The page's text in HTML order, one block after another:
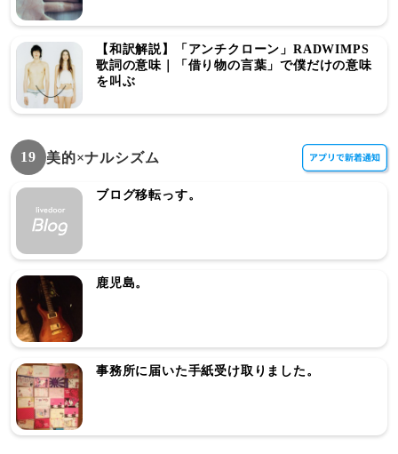
【和訳解説】「アンチクローン」RADWIMPS
歌詞の意味｜「借り物の言葉」で僕だけの意味
を叫ぶ
19 美的×ナルシズム
ブログ移転っす。
鹿児島。
事務所に届いた手紙受け取りました。